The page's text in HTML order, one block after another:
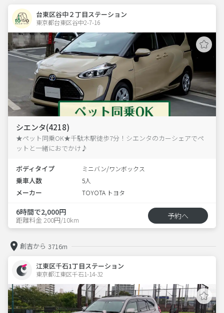
台東区谷中２丁目ステーション
東京都台東区谷中2-7-16
シエンタ(4218)
★ペット同乗OK★千駄木駅徒歩7分！シエンタのカーシェアでペ
ットと一緒におでかけ♪
ボディタイプ ミニバン/ワンボックス
乗車人数 5人
メーカー TOYOTA トヨタ
6時間で2,000円
距離料金 200円/10km 予約へ
創吉から 3716m
江東区千石1丁目ステーション
東京都江東区千石1-14-32